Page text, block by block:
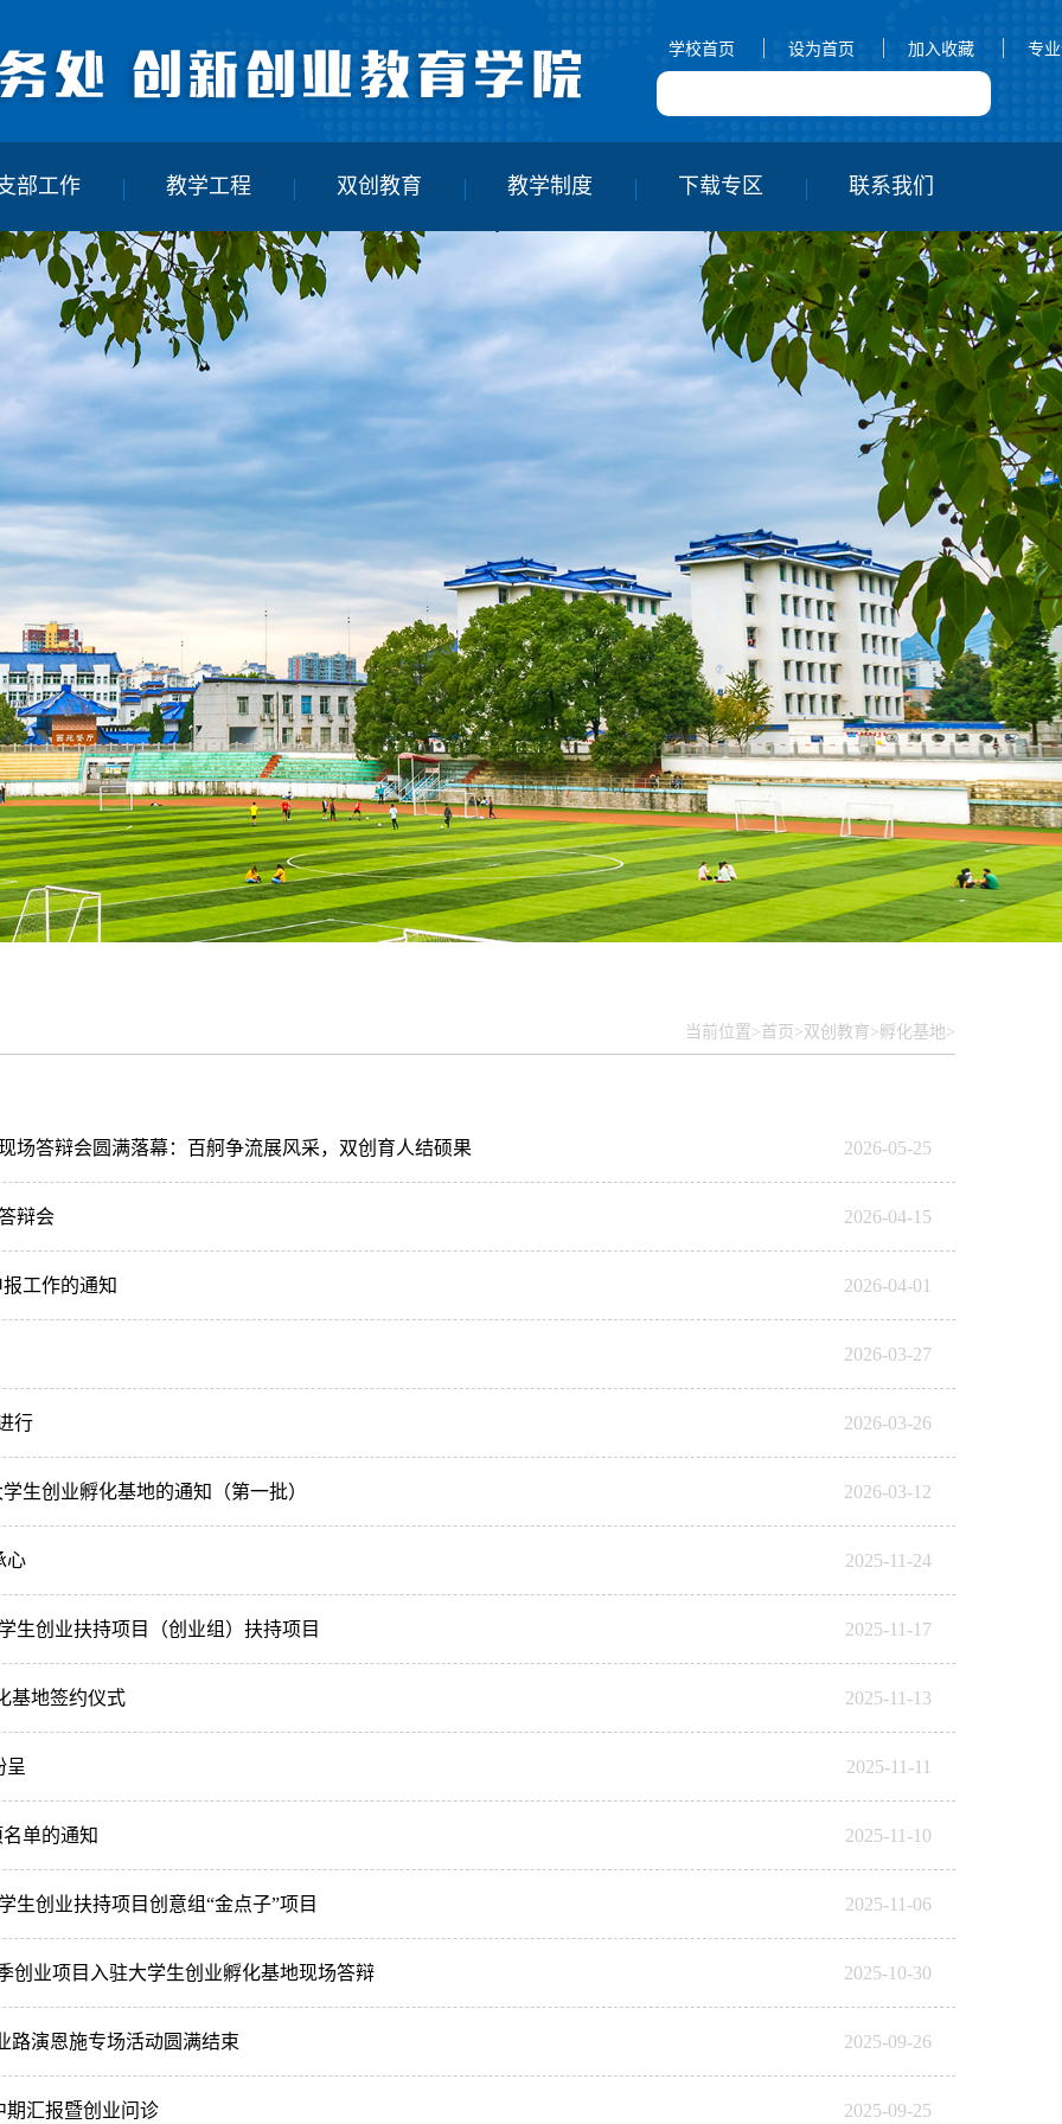
学校首页 设为首页 加入收藏 专
部工作 教学工程 双创教育 教学制度 下载专区 联系我们
当前位置>首页>双创教育>孵化基地>
场答辩会圆满落幕：百舸争流展风采，双创育人结硕果 2026-05-25
辩会 2026-04-15
工作的通知 2026-04-01
2026-03-27
行 2026-03-26
生创业孵化基地的通知（第一批） 2026-03-12
心 2025-11-24
生创业扶持项目（创业组）扶持项目 2025-11-17
基地签约仪式 2025-11-13
呈 2025-11-11
单的通知 2025-11-10
生创业扶持项目创意组“金点子”项目 2025-11-06
业项目入驻大学生创业孵化基地现场答辩 2025-10-30
路演恩施专场活动圆满结束 2025-09-26
汇报暨创业问诊 2025-09-25